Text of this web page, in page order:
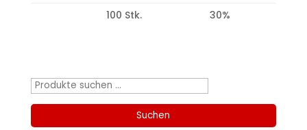
100 Stk.
30%
Suchen
Suchen